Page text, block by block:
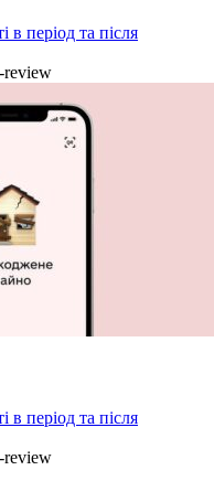
в період та після
review
в період та після
review